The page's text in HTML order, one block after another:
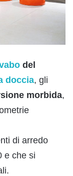
del
doccia, gli
morbida,
di arredo
e che si